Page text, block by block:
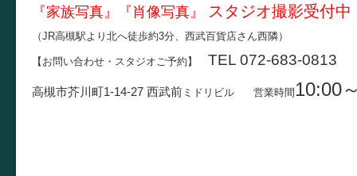
『家族写真』『肖像写真』 スタジオ撮影受付中
（JR高槻駅より北へ徒歩約3分、西武百貨店さん西隣）
【お問い合わせ・スタジオご予約】 TEL 072-683-0813
高槻市芥川町1-14-27 西武前 ミドリビル 営業時間 10:00